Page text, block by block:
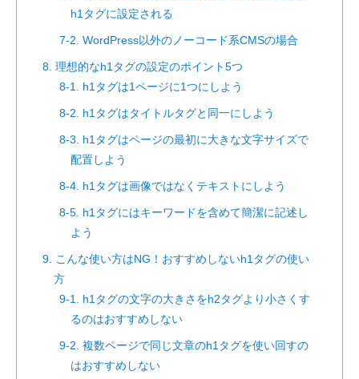
h1タグに設定される
7-2. WordPress以外のノーコード系CMSの場合
8. 理想的なh1タグの設定のポイント5つ
8-1. h1タグは1ページに1つにしよう
8-2. h1タグはタイトルタグと同一にしよう
8-3. h1タグはページの最初に大きな文字サイズで
配置しよう
8-4. h1タグは画像ではなくテキストにしよう
8-5. h1タグにはキーワードを含めて簡潔に記述し
よう
9. こんな使い方はNG！おすすめしないh1タグの使い
方
9-1. h1タグの文字の大きさをh2タグより小さくす
るのはおすすめしない
9-2. 複数ページで同じ文章のh1タグを使い回すの
はおすすめしない